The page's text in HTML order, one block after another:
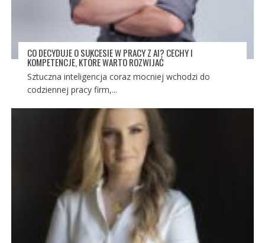
CO DECYDUJE O SUKCESIE W PRACY Z AI? CECHY I
KOMPETENCJE, KTÓRE WARTO ROZWIJAĆ
Sztuczna inteligencja coraz mocniej wchodzi do
codziennej pracy firm,...